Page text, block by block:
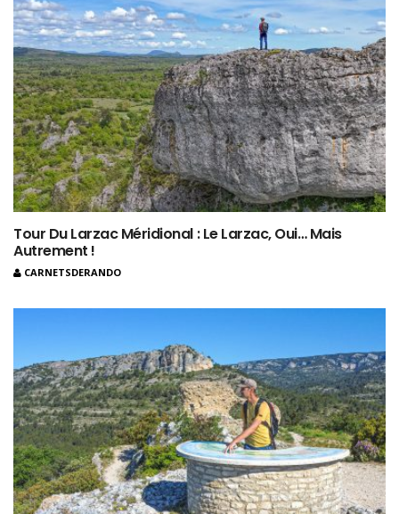
Tour Du Larzac Méridional : Le Larzac, Oui… Mais
Autrement !
CARNETSDERANDO